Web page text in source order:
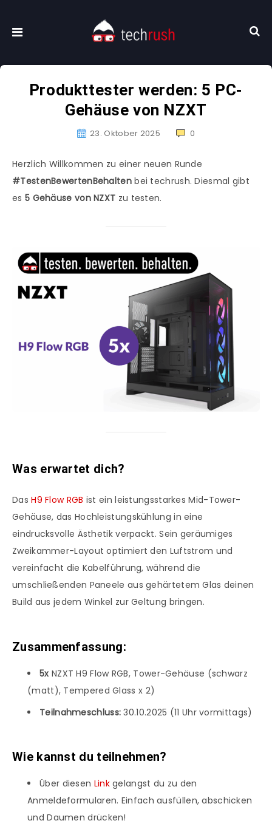
Produkttester werden: 5 PC-
Gehäuse von NZXT
23. Oktober 2025 0
Herzlich Willkommen zu einer neuen Runde
#TestenBewertenBehaltenbei techrush. Diesmal gibt
es 5 Gehäuse von NZXT zu testen.
Was erwartet dich?
DasH9 Flow RGB ist ein leistungsstarkes Mid-Tower-
Gehäuse, das Hochleistungskühlung in eine
eindrucksvolle Ästhetik verpackt. Sein geräumiges
Zweikammer-Layout optimiert den Luftstrom und
vereinfacht die Kabelführung, während die
umschließenden Paneele aus gehärtetem Glas deinen
Build aus jedem Winkel zur Geltung bringen.
Zusammenfassung:
5x NZXT H9 Flow RGB, Tower-Gehäuse (schwarz
(matt), Tempered Glass x 2)
Teilnahmeschluss:30.10.2025 (11 Uhr vormittags)
Wie kannst du teilnehmen?
Über diesen Linkgelangst du zu den
Anmeldeformularen. Einfach ausfüllen, abschicken
und Daumen drücken!